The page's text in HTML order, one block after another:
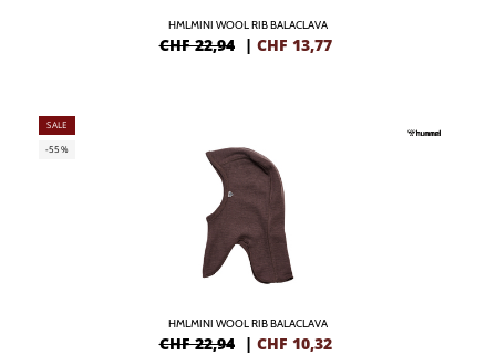
HMLMINI WOOL RIB BALACLAVA
CHF 22,94 | CHF 13,77
SALE
-55%
HMLMINI WOOL RIB BALACLAVA
CHF 22,94 | CHF 10,32